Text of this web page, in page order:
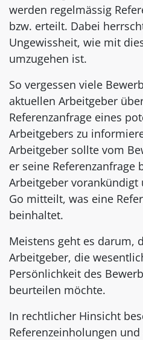
werden regelmässig
bzw. erteilt. Dabei
Ungewissheit, wie mit
umzugehen ist.
So vergessen viele
aktuellen Arbeitgeber
Referenzanfrage eines
Arbeitgebers zu
Arbeitgeber sollte vom
er seine Referenzanfrage
Arbeitgeber vorankündigt
Go mitteilt, was eine
beinhaltet.
Meistens geht es darum,
Arbeitgeber, die
Persönlichkeit des
beurteilen möchte.
In rechtlicher Hinsicht
Referenzeinholungen